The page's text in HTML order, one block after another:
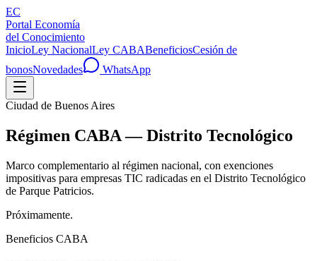
EC
Portal Economía
del Conocimiento
InicioLey NacionalLey CABABeneficiosCesión de
bonosNovedades WhatsApp
Ciudad de Buenos Aires
Régimen CABA — Distrito Tecnológico
Marco complementario al régimen nacional, con exenciones
impositivas para empresas TIC radicadas en el Distrito Tecnológico
de Parque Patricios.
Próximamente.
Beneficios CABA